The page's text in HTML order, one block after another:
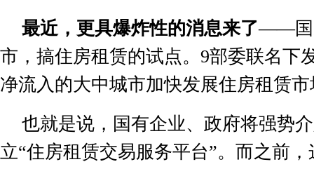
最近，更具爆炸性的消息来了——
市，搞住房租赁的试点。 9部委联名下
净流入的大中城市加快发展住房租赁
也就是说，国有企业、政府将强势
立“住房租赁交易服务平台”。而之前